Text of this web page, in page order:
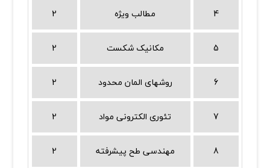
2 مطالب ویژه 4
2 مکانیک شکست 5
2 روشهای المان محدود 6
2 تئوری الکترونی مواد 7
2 مهندسی طح پیشرفته 8